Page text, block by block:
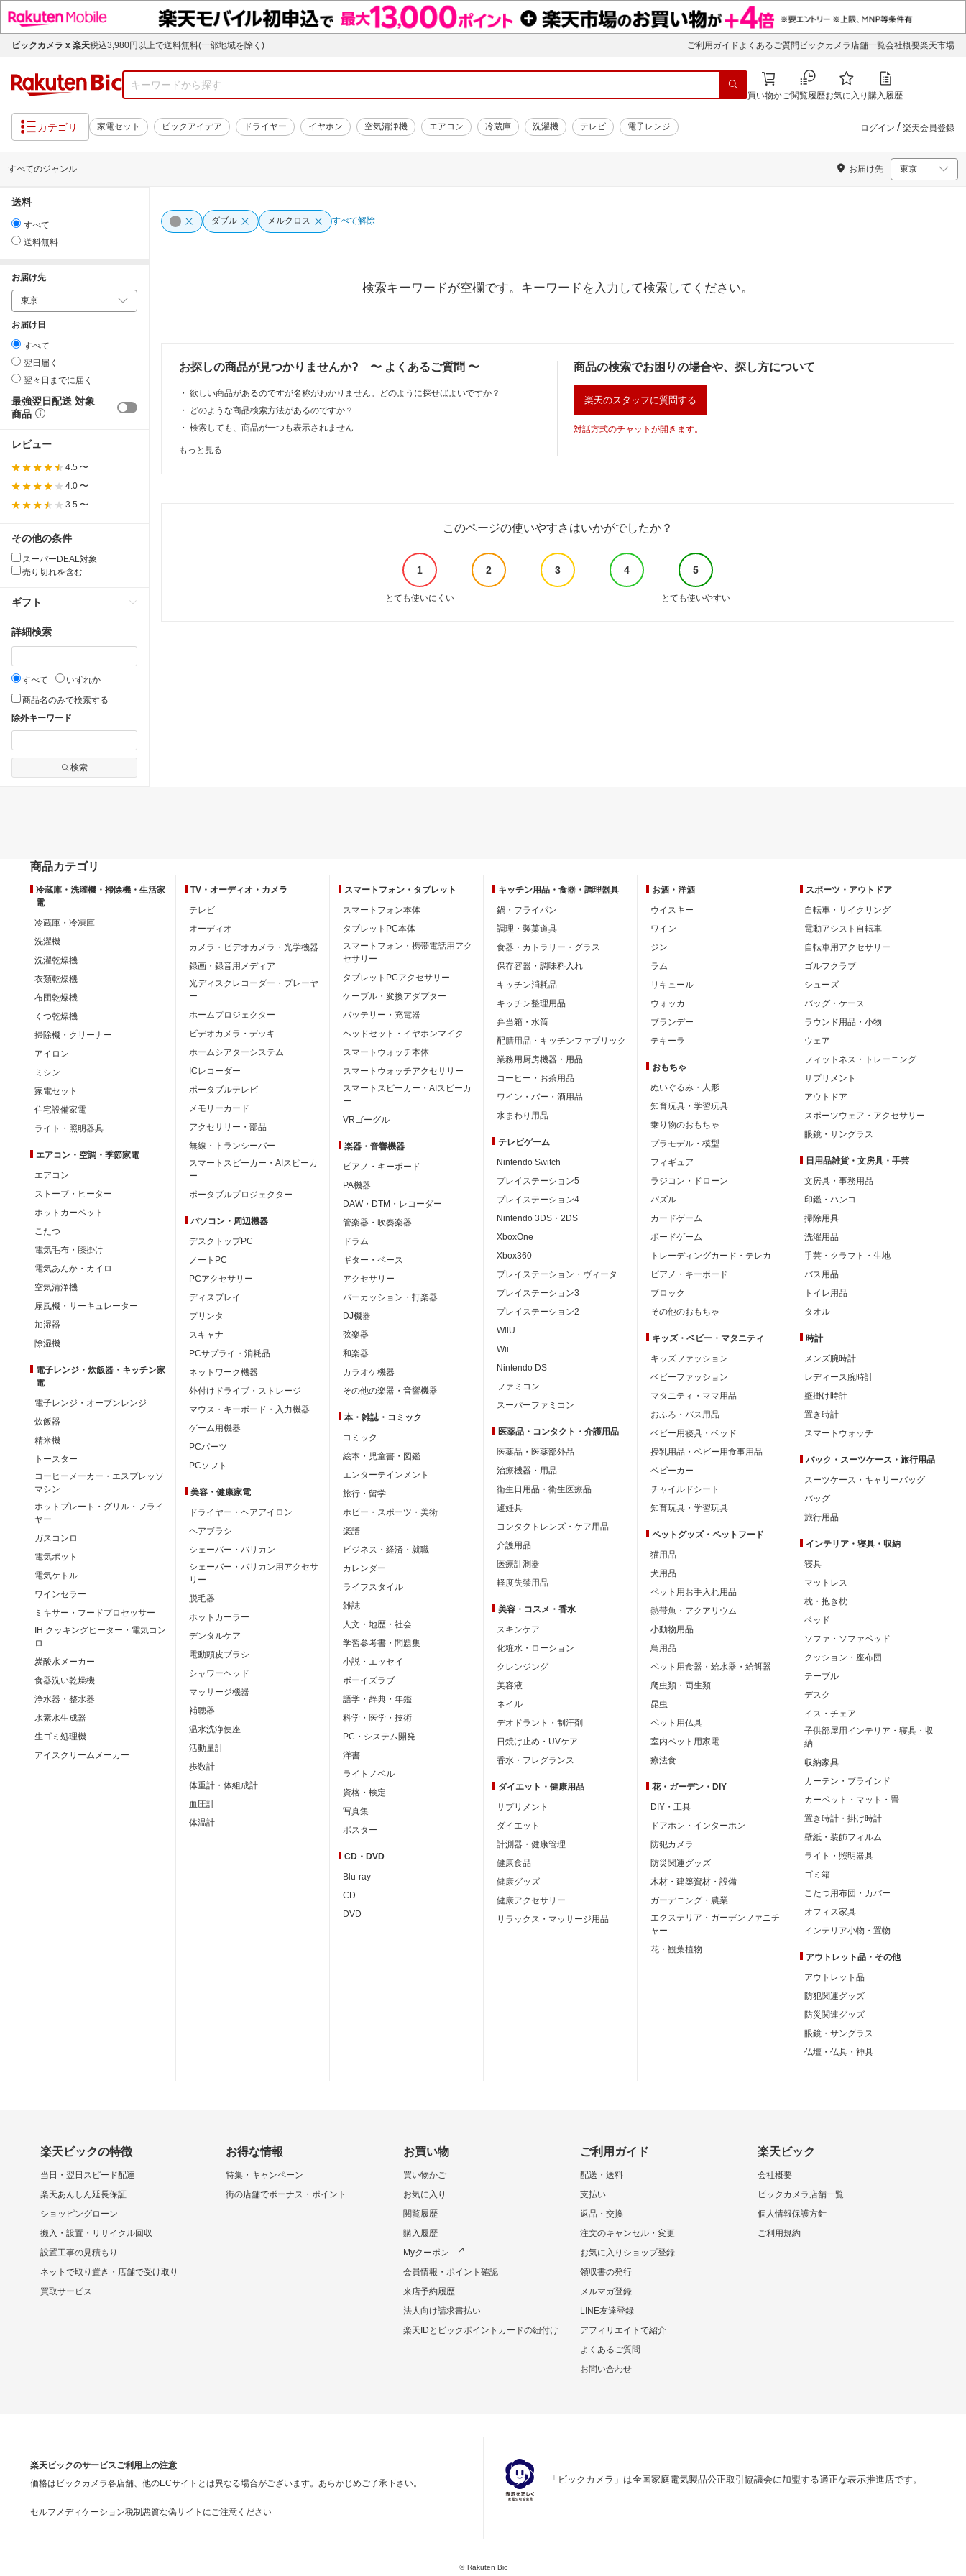
ビックカメラ x 楽天税込3,980円以上で送料無料(一部地域を除く) ご利用ガイド よくあるご質問 ビックカメラ店舗一覧会社概要楽天市場
買い物かご閲覧履歴お気に入り 購入履歴
カテゴリ 家電セット ビックアイデア ドライヤー イヤホン 空気清浄機 エアコン 冷蔵庫 洗濯機 テレビ 電子レンジ ログイン / 楽天会員登録
すべてのジャンル お届け先
送料
すべて
送料無料
お届け先
お届け日
すべて
翌日届く
翌々日までに届く
最強翌日配送 対象
商品
レビュー
4.5 〜
4.0 〜
3.5 〜
その他の条件
スーパーDEAL対象
売り切れを含む
ギフト
詳細検索
すべて
いずれか
商品名のみで検索する
除外キーワード
検索
ダブル メルクロス すべて解除
検索キーワードが空欄です。キーワードを入力して検索してください。
お探しの商品が見つかりませんか? 〜 よくあるご質問 〜
・ 欲しい商品があるのですが名称がわかりません。どのように探せばよいですか？
・
どのような商品検索方法があるのですか？
・ 検索しても、商品が一つも表示されません
もっと見る
商品の検索でお困りの場合や、探し方について
楽天のスタッフに質問する
対話方式のチャットが開きます。
このページの使いやすさはいかがでしたか？
1 2 3 4 5
とても使いにくい とても使いやすい
商品カテゴリ
冷蔵庫・洗濯機・掃除機・生活家
電
冷蔵庫・冷凍庫
洗濯機
洗濯乾燥機
衣類乾燥機
布団乾燥機
くつ乾燥機
掃除機・クリーナー
アイロン
ミシン
家電セット
住宅設備家電
ライト・照明器具
エアコン・空調・季節家電
エアコン
ストーブ・ヒーター
ホットカーペット
こたつ
電気毛布・膝掛け
電気あんか・カイロ
空気清浄機
扇風機・サーキュレーター
加湿器
除湿機
電子レンジ・炊飯器・キッチン家
電
電子レンジ・オーブンレンジ
炊飯器
精米機
トースター
コーヒーメーカー・エスプレッソ
マシン
ホットプレート・グリル・フライ
ヤー
ガスコンロ
電気ポット
電気ケトル
ワインセラー
ミキサー・フードプロセッサー
IH クッキングヒーター・電気コン
ロ
炭酸水メーカー
食器洗い乾燥機
浄水器・整水器
水素水生成器
生ゴミ処理機
アイスクリームメーカー
TV・オーディオ・カメラ
テレビ
オーディオ
カメラ・ビデオカメラ・光学機器
録画・録音用メディア
光ディスクレコーダー・プレーヤ
ー
ホームプロジェクター
ビデオカメラ・デッキ
ホームシアターシステム
ICレコーダー
ポータブルテレビ
メモリーカード
アクセサリー・部品
無線・トランシーバー
スマートスピーカー・AIスピーカ
ー
ポータブルプロジェクター
パソコン・周辺機器
デスクトップPC
ノートPC
PCアクセサリー
ディスプレイ
プリンタ
スキャナ
PCサプライ・消耗品
ネットワーク機器
外付けドライブ・ストレージ
マウス・キーボード・入力機器
ゲーム用機器
PCパーツ
PCソフト
美容・健康家電
ドライヤー・ヘアアイロン
ヘアブラシ
シェーバー・バリカン
シェーバー・バリカン用アクセサ
リー
脱毛器
ホットカーラー
デンタルケア
電動頭皮ブラシ
シャワーヘッド
マッサージ機器
補聴器
温水洗浄便座
活動量計
歩数計
体重計・体組成計
血圧計
体温計
スマートフォン・ タブレット
スマートフォン本体
タブレットPC本体
スマートフォン・携帯電話用アク
セサリー
タブレットPCアクセサリー
ケーブル・変換アダプター
バッテリー・充電器
ヘッドセット・イヤホンマイク
スマートウォッチ本体
スマートウォッチアクセサリー
スマートスピーカー・AIスピーカ
ー
VRゴーグル
楽器・音響機器
ピアノ・キーボード
PA機器
DAW・DTM・レコーダー
管楽器・吹奏楽器
ドラム
ギター・ベース
アクセサリー
パーカッション・打楽器
DJ機器
弦楽器
和楽器
カラオケ機器
その他の楽器・音響機器
本・雑誌・コミック
コミック
絵本・児童書・図鑑
エンターテインメント
旅行・留学
ホビー・スポーツ・美術
楽譜
ビジネス・経済・就職
カレンダー
ライフスタイル
雑誌
人文・地歴・社会
学習参考書・問題集
小説・エッセイ
ボーイズラブ
語学・辞典・年鑑
科学・医学・技術
PC・システム開発
洋書
ライトノベル
資格・検定
写真集
ポスター
CD・DVD
Blu-ray
CD
DVD
キッチン用品・ 食器・調理器具
鍋・フライパン
調理・製菓道具
食器・カトラリー・グラス
保存容器・調味料入れ
キッチン消耗品
キッチン整理用品
弁当箱・水筒
配膳用品・キッチンファブリック
業務用厨房機器・用品
コーヒー・お茶用品
ワイン・バー・酒用品
水まわり用品
テレビゲーム
Nintendo Switch
プレイステーション5
プレイステーション4
Nintendo 3DS・2DS
XboxOne
Xbox360
プレイステーション・ヴィータ
プレイステーション3
プレイステーション2
WiiU
Wii
Nintendo DS
ファミコン
スーパーファミコン
医薬品・コンタクト・介護用品
医薬品・医薬部外品
治療機器・用品
衛生日用品・衛生医療品
避妊具
コンタクトレンズ・ケア用品
介護用品
医療計測器
軽度失禁用品
美容・コスメ・香水
スキンケア
化粧水・ローション
クレンジング
美容液
ネイル
デオドラント・制汗剤
日焼け止め・UVケア
香水・フレグランス
ダイエット・ 健康用品
サプリメント
ダイエット
計測器・健康管理
健康食品
健康グッズ
健康アクセサリー
リラックス・マッサージ用品
お酒・洋酒
ウイスキー
ワイン
ジン
ラム
リキュール
ウォッカ
ブランデー
テキーラ
おもちゃ
ぬいぐるみ・人形
知育玩具・学習玩具
乗り物のおもちゃ
プラモデル・模型
フィギュア
ラジコン・ドローン
パズル
カードゲーム
ボードゲーム
トレーディングカード・テレカ
ピアノ・キーボード
ブロック
その他のおもちゃ
キッズ・ベビー・ マタニティ
キッズファッション
ベビーファッション
マタニティ・ママ用品
おふろ・バス用品
ベビー用寝具・ベッド
授乳用品・ベビー用食事用品
ベビーカー
チャイルドシート
知育玩具・学習玩具
ペットグッズ・ペットフード
猫用品
犬用品
ペット用お手入れ用品
熱帯魚・アクアリウム
小動物用品
鳥用品
ペット用食器・給水器・給餌器
爬虫類・両生類
昆虫
ペット用仏具
室内ペット用家電
療法食
花・ガーデン・DIY
DIY・工具
ドアホン・インターホン
防犯カメラ
防災関連グッズ
木材・建築資材・設備
ガーデニング・農業
エクステリア・ガーデンファニチ
ャー
花・観葉植物
スポーツ・ アウトドア
自転車・サイクリング
電動アシスト自転車
自転車用アクセサリー
ゴルフクラブ
シューズ
バッグ・ケース
ラウンド用品・小物
ウェア
フィットネス・トレーニング
サプリメント
アウトドア
スポーツウェア・アクセサリー
眼鏡・サングラス
日用品雑貨・文房具・手芸
文房具・事務用品
印鑑・ハンコ
掃除用具
洗濯用品
手芸・クラフト・生地
バス用品
トイレ用品
タオル
時計
メンズ腕時計
レディース腕時計
壁掛け時計
置き時計
スマートウォッチ
バック・スーツケース・旅行用品
スーツケース・キャリーバッグ
バッグ
旅行用品
インテリア・ 寝具・収納
寝具
マットレス
枕・抱き枕
ベッド
ソファ・ソファベッド
クッション・座布団
テーブル
デスク
イス・チェア
子供部屋用インテリア・寝具・収
納
収納家具
カーテン・ブラインド
カーペット・マット・畳
置き時計・掛け時計
壁紙・装飾フィルム
ライト・照明器具
ゴミ箱
こたつ用布団・カバー
オフィス家具
インテリア小物・置物
アウトレット品・ その他
アウトレット品
防犯関連グッズ
防災関連グッズ
眼鏡・サングラス
仏壇・仏具・神具
楽天ビックの特徴
当日・翌日スピード配達
楽天あんしん延長保証
ショッピングローン
搬入・設置・リサイクル回収
設置工事の見積もり
ネットで取り置き・店舗で受け取り
買取サービス
お得な情報
特集・キャンペーン
街の店舗でボーナス・ポイント
お買い物
買い物かご
お気に入り
閲覧履歴
購入履歴
Myクーポン
会員情報・ポイント確認
来店予約履歴
法人向け請求書払い
楽天IDとビックポイントカードの紐付け
ご利用ガイド
配送・送料
支払い
返品・交換
注文のキャンセル・変更
お気に入りショップ登録
領収書の発行
メルマガ登録
LINE友達登録
アフィリエイトで紹介
よくあるご質問
お問い合わせ
楽天ビック
会社概要
ビックカメラ店舗一覧
個人情報保護方針
ご利用規約
楽天ビックのサービスご利用上の注意
価格はビックカメラ各店舗、他のECサイトとは異なる場合がございます。あらかじめご了承下さい。
セルフメディケーション税制悪質な偽サイトにご注意ください
「ビックカメラ」は全国家庭電気製品公正取引協議会に加盟する適正な表示推進店です。
©Rakuten Bic